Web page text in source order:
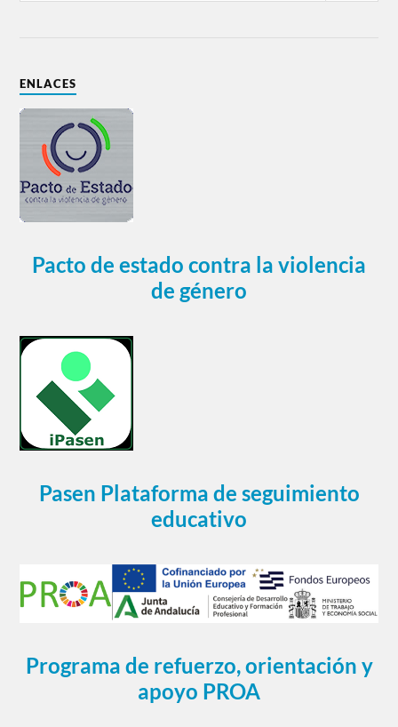
ENLACES
Pacto de estado contra la violencia
de género
Pasen Plataforma de seguimiento
educativo
Programa de refuerzo, orientación y
apoyo PROA